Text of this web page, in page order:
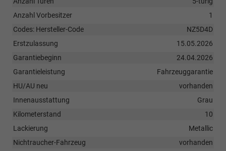
Anzahl Vorbesitzer
1
Codes: Hersteller-Code
NZ5D4D
Erstzulassung
15.05.2026
Garantiebeginn
24.04.2026
Garantieleistung
Fahrzeuggarantie
HU/AU neu
vorhanden
Innenausstattung
Grau
Kilometerstand
10
Lackierung
Metallic
Nichtraucher-Fahrzeug
vorhanden